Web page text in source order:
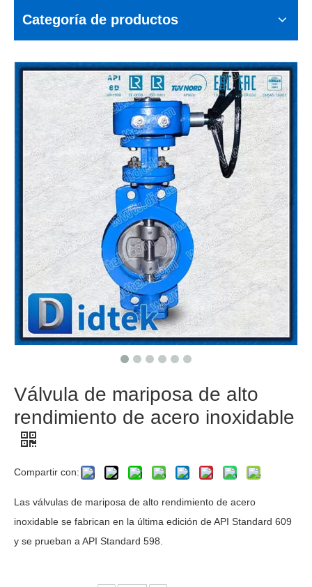
Categoría de productos
Válvula de mariposa de alto
rendimiento de acero inoxidable
Compartir con:
Las válvulas de mariposa de alto rendimiento de acero
inoxidable se fabrican en la última edición de API Standard 609
y se prueban a API Standard 598.